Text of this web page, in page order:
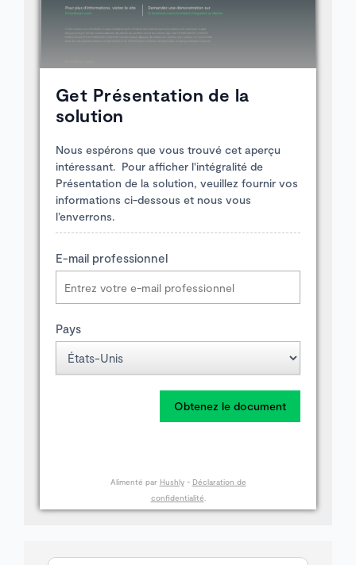
Get Présentation de la
solution
Nous espérons que vous trouvé cet aperçu
intéressant. Pour afficher l'intégralité de
Présentation de la solution, veuillez fournir vos
informations ci-dessous et nous vous
l’enverrons.
E-mail professionnel
Pays
Obtenez le document
Alimenté par Hushly- Déclaration de
confidentialité.